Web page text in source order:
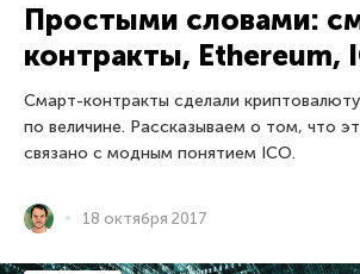
Простыми словами:
контракты, Ethereum,
Смарт-контракты сделали
по величине. Рассказываем о том, что
связано с модным понятием ICO.
18 октября 2017